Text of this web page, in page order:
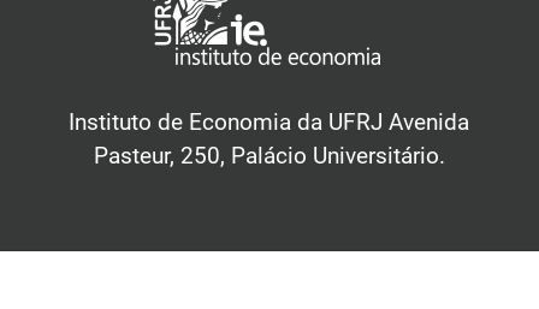
Instituto de Economia da UFRJ Avenida
Pasteur, 250, Palácio Universitário.